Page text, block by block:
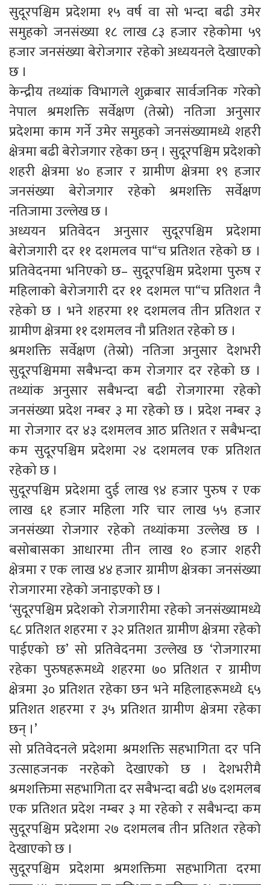
सुदूरपश्चिम प्रदेशमा १५ वर्ष वा सो भन्दा बढी उमेर
समुहको जनसंख्या १८ लाख ८३ हजार रहेकोमा ५९
हजार जनसंख्या बेरोजगार रहेको अध्ययनले देखाएको
छ ।
केन्द्रीय तथ्यांक विभागले शुक्रबार सार्वजनिक गरेको
नेपाल श्रमशक्ति सर्वेक्षण (तेस्रो) नतिजा अनुसार
प्रदेशमा काम गर्ने उमेर समुहको जनसंख्यामध्ये शहरी
क्षेत्रमा बढी बेरोजगार रहेका छन् । सुदूरपश्चिम प्रदेशको
शहरी क्षेत्रमा ४० हजार र ग्रामीण क्षेत्रमा १९ हजार
जनसंख्या बेरोजगार रहेको श्रमशक्ति सर्वेक्षण
नतिजामा उल्लेख छ ।
अध्ययन प्रतिवेदन अनुसार सुदूरपश्चिम प्रदेशमा
बेरोजगारी दर ११ दशमलव पा“च प्रतिशत रहेको छ ।
प्रतिवेदनमा भनिएको छ– सुदूरपश्चिम प्रदेशमा पुरुष र
महिलाको बेरोजगारी दर ११ दशमल पा“च प्रतिशत नै
रहेको छ । भने शहरमा ११ दशमलव तीन प्रतिशत र
ग्रामीण क्षेत्रमा ११ दशमलव नौ प्रतिशत रहेको छ ।
श्रमशक्ति सर्वेक्षण (तेस्रो) नतिजा अनुसार देशभरी
सुदूरपश्चिममा सबैभन्दा कम रोजगार दर रहेको छ ।
तथ्यांक अनुसार सबैभन्दा बढी रोजगारमा रहेको
जनसंख्या प्रदेश नम्बर ३ मा रहेको छ । प्रदेश नम्बर ३
मा रोजगार दर ४३ दशमलव आठ प्रतिशत र सबैभन्दा
कम सुदूरपश्चिम प्रदेशमा २४ दशमलव एक प्रतिशत
रहेको छ ।
सुदूरपश्चिम प्रदेशमा दुई लाख ९४ हजार पुरुष र एक
लाख ६१ हजार महिला गरि चार लाख ५५ हजार
जनसंख्या रोजगार रहेको तथ्यांकमा उल्लेख छ ।
बसोबासका आधारमा तीन लाख १० हजार शहरी
क्षेत्रमा र एक लाख ४४ हजार ग्रामीण क्षेत्रका जनसंख्या
रोजगारमा रहेको जनाइएको छ ।
‘सुदूरपश्चिम प्रदेशको रोजगारीमा रहेको जनसंख्यामध्ये
६८ प्रतिशत शहरमा र ३२ प्रतिशत ग्रामीण क्षेत्रमा रहेको
पाईएको छ’ सो प्रतिवेदनमा उल्लेख छ ‘रोजगारमा
रहेका पुरुषहरूमध्ये शहरमा ७० प्रतिशत र ग्रामीण
क्षेत्रमा ३० प्रतिशत रहेका छन भने महिलाहरूमध्ये ६५
प्रतिशत शहरमा र ३५ प्रतिशत ग्रामीण क्षेत्रमा रहेका
छन् ।’
सो प्रतिवेदनले प्रदेशमा श्रमशक्ति सहभागिता दर पनि
उत्साहजनक नरहेको देखाएको छ । देशभरीमै
श्रमशक्तिमा सहभागिता दर सबैभन्दा बढी ४७ दशमलब
एक प्रतिशत प्रदेश नम्बर ३ मा रहेको र सबैभन्दा कम
सुदूरपश्चिम प्रदेशमा २७ दशमलब तीन प्रतिशत रहेको
देखाएको छ ।
सुदूरपश्चिम प्रदेशमा श्रमशक्तिमा सहभागिता दरमा